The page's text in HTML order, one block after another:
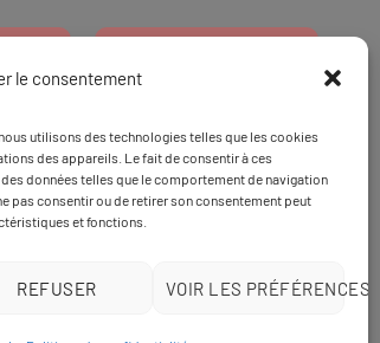
le consentement
utilisons des technologies telles que les cookies
des appareils. Le fait de consentir à ces
données telles que le comportement de navigation
pas consentir ou de retirer son consentement peut
et fonctions.
REFUSER VOIR LES PRÉFÉRENCES
EtTapez 98pour
une formation